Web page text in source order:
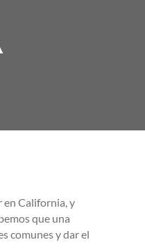
en California, y
que una
comunes y dar el